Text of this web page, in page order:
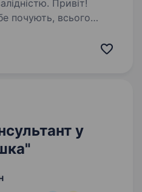
Привіт!
почують, всього
Ми — мережа
у